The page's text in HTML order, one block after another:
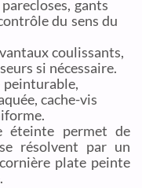
gants
du sens du
coulissants,
si nécessaire.
peinturable,
cache-vis
éteinte permet de
résolvent par un
plate peinte